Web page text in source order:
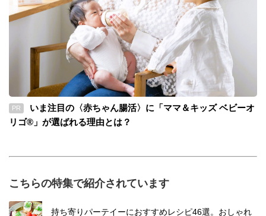
PR
いま注目の〈赤ちゃん腸活〉に「ママ＆キッズ ベビーオ
リゴ®」が選ばれる理由とは？
こちらの特集で紹介されています
持ち寄りパーテイーにおすすめレシピ46選。おしゃれ